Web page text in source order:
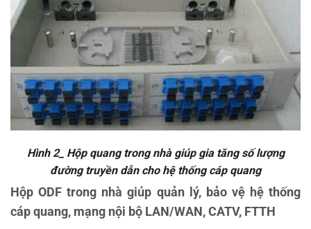
Hình 2_ Hộp quang trong nhà giúp gia tăng số lượng
đường truyền dẫn cho hệ thống cáp quang
Hộp ODF trong nhà giúp quản lý,bảo vệ hệ thống
cáp quang, mạng nội bộ LAN/WAN, CATV, FTTH